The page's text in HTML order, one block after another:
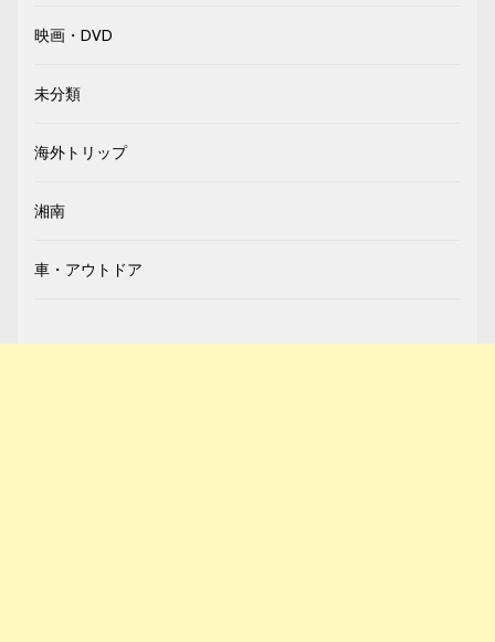
映画・DVD
未分類
海外トリップ
湘南
車・アウトドア